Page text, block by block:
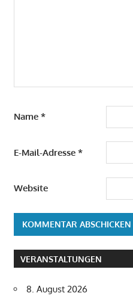
Name *
E-Mail-Adresse *
Website
VERANSTALTUNGEN
8. August 2026